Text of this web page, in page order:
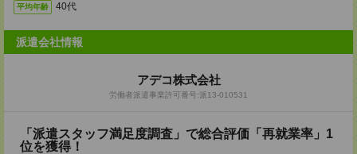
平均年齢 40代
派遣会社情報
アデコ株式会社
労働者派遣事業許可番号:派13-010531
「派遣スタッフ満足度調査」で総合評価「再就業率」1
位を獲得！